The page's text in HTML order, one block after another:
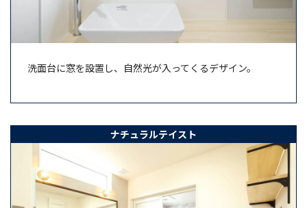
洗面台に窓を設置し、自然光が入ってくるデザイン。
ナチュラルテイスト